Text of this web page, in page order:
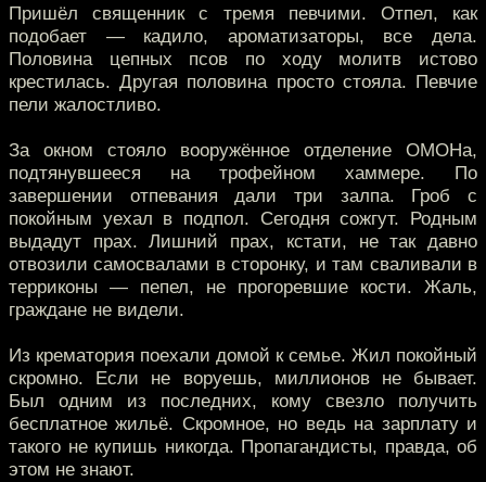
Пришёл священник с тремя певчими. Отпел, как
подобает — кадило, ароматизаторы, все дела.
Половина цепных псов по ходу молитв истово
крестилась. Другая половина просто стояла. Певчие
пели жалостливо.
За окном стояло вооружённое отделение ОМОНа,
подтянувшееся на трофейном хаммере. По
завершении отпевания дали три залпа. Гроб с
покойным уехал в подпол. Сегодня сожгут. Родным
выдадут прах. Лишний прах, кстати, не так давно
отвозили самосвалами в сторонку, и там сваливали в
терриконы — пепел, не прогоревшие кости. Жаль,
граждане не видели.
Из крематория поехали домой к семье. Жил покойный
скромно. Если не воруешь, миллионов не бывает.
Был одним из последних, кому свезло получить
бесплатное жильё. Скромное, но ведь на зарплату и
такого не купишь никогда. Пропагандисты, правда, об
этом не знают.